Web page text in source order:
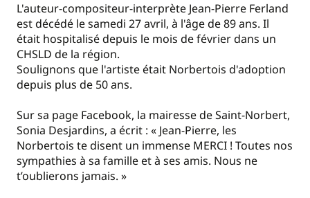
L'auteur-compositeur-interprète Jean-Pierre Ferland
est décédé le samedi 27 avril, à l'âge de 89 ans. Il
était hospitalisé depuis le mois de février dans un
CHSLD de la région.
Soulignons que l'artiste était Norbertois d'adoption
depuis plus de 50 ans.
Sur sa page Facebook, la mairesse de Saint-Norbert,
Sonia Desjardins, a écrit : « Jean-Pierre, les
Norbertois te disent un immense MERCI ! Toutes nos
sympathies à sa famille et à ses amis. Nous ne
t’oublierons jamais. »